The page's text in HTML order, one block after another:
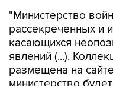
"Министерство
рассекреченных и
касающихся
явлений (...).
размещена на